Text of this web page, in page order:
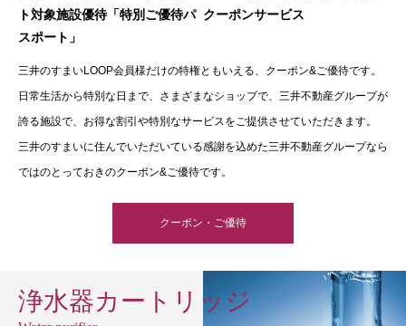
ト対象施設優待「特別ご優待パ
スポート」
クーポンサービス
三井のすまいLOOP会員様だけの特権ともいえる、クーポン&ご優待です。
日常生活から特別な日まで、さまざまなショップで、三井不動産グループが
誇る施設で、お得な割引や特別なサービスをご提供させていただきます。
三井のすまいに住んでいただいている感謝を込めた三井不動産グループなら
ではのとっておきのクーポン&ご優待です。
クーポン・ご優待
浄水器カートリッジ